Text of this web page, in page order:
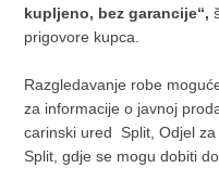
kupljeno, bez garancije“,
prigovore kupca.
Razgledavanje robe
za informacije o javnoj
carinski ured Split, Odjel
Split, gdje se mogu dobiti